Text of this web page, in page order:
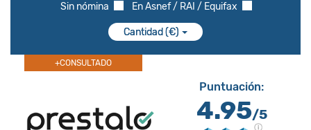
Sin nómina En Asnef / RAI / Equifax
Cantidad (€)
+CONSULTADO
Puntuación:
4.95/5